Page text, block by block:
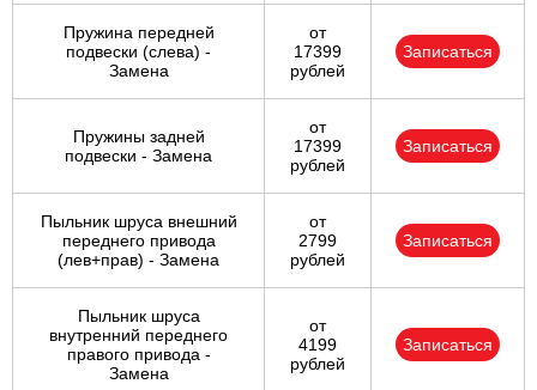
Пружина передней
подвески (слева) -
Замена
от
17399
рублей
Записаться
Пружины задней
подвески - Замена
от
17399
рублей
Записаться
Пыльник шруса внешний
переднего привода
(лев+прав) - Замена
от
2799
рублей
Записаться
Пыльник шруса
внутренний переднего
правого привода -
Замена
от
4199
рублей
Записаться